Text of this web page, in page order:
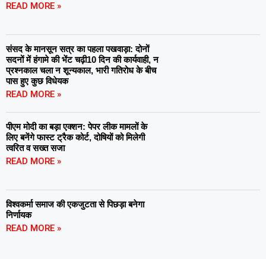
READ MORE »
संसद के मानसून सत्र का पहला पखवाड़ा: दोनों
सदनों में हंगामे की भेंट चढ़ी10 दिन की कार्यवाही, न
प्रश्नकाल चला न शून्यकाल, भारी गतिरोध के बीच
पास हुए कुछ विधेयक
READ MORE »
पीएम मोदी का बड़ा एक्शन: पेपर लीक मामलों के
लिए बनेंगे फास्ट ट्रैक कोर्ट, दोषियों को मिलेगी
त्वरित व सख्त सजा
READ MORE »
विश्वकर्मा समाज की एकजुटता से पिछड़ा बनेगा
निर्णायक
READ MORE »